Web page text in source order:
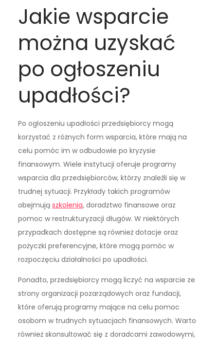
Jakie wsparcie
można uzyskać
po ogłoszeniu
upadłości?
Po ogłoszeniu upadłości przedsiębiorcy mogą
korzystać z różnych form wsparcia, które mają na
celu pomóc im w odbudowie po kryzysie
finansowym. Wiele instytucji oferuje programy
wsparcia dla przedsiębiorców, którzy znaleźli się w
trudnej sytuacji. Przykłady takich programów
obejmująszkolenia, doradztwo finansowe oraz
pomoc w restrukturyzacji długów. W niektórych
przypadkach dostępne są również dotacje oraz
pożyczki preferencyjne, które mogą pomóc w
rozpoczęciu działalności po upadłości.
Ponadto, przedsiębiorcy mogą liczyć na wsparcie ze
strony organizacji pozarządowych oraz fundacji,
które oferują programy mające na celu pomoc
osobom w trudnych sytuacjach finansowych. Warto
również skonsultować się z doradcami zawodowymi,